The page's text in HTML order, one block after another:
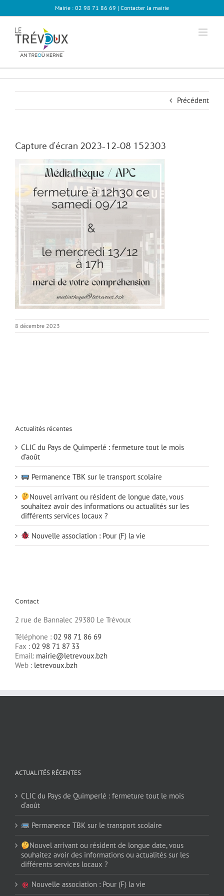
au
Mairie : 02 98 71 86 69 | Contacter la mairie
Précédent
Capture d’écran 2023-12-08 152303
8 décembre 2023
Actualités récentes
CLIC du Pays de Quimperlé : fermeture tout le mois
d’août
Permanence TBK sur le transport scolaire
Nouvel arrivant ou résident de longue date, vous
souhaitez avoir des informations ou actualités sur les
différents services locaux ?
Nouvelle association : Pour (F) la vie
Contact
2 rue de Bannalec 29380 Le Trévoux
Téléphone : 02 98 71 86 69
Fax : 02 98 71 87 33
Email: mairie@letrevoux.bzh
Web : letrevoux.bzh
ACTUALITÉS RÉCENTES
CLIC du Pays de Quimperlé : fermeture tout le mois
d’août
Permanence TBK sur le transport scolaire
Nouvel arrivant ou résident de longue date, vous
souhaitez avoir des informations ou actualités sur les
différents services locaux ?
Nouvelle association : Pour (F) la vie